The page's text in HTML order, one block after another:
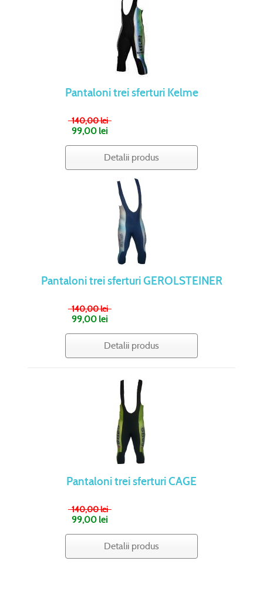
Pantaloni trei sferturi Kelme
140,00 lei
99,00 lei
Detalii produs
Pantaloni trei sferturi GEROLSTEINER
140,00 lei
99,00 lei
Detalii produs
Pantaloni trei sferturi CAGE
140,00 lei
99,00 lei
Detalii produs